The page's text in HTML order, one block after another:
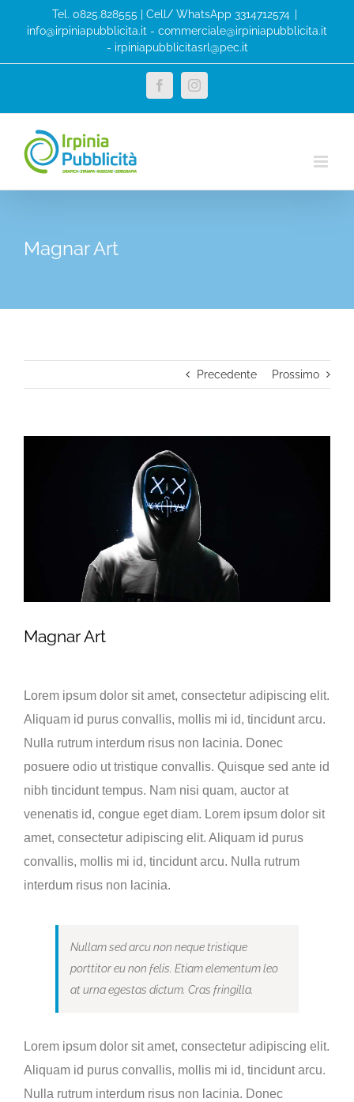
Tel. 0825.828555 | Cell/ WhatsApp 3314712574
info@irpiniapubblicita.it - commerciale@irpiniapubblicita.it
- irpiniapubblicitasrl@pec.it
Magnar Art
Precedente Prossimo
Magnar Art
Lorem ipsum dolor sit amet, consectetur adipiscing elit.
Aliquam id purus convallis, mollis mi id, tincidunt arcu.
Nulla rutrum interdum risus non lacinia. Donec
posuere odio ut tristique convallis. Quisque sed ante id
nibh tincidunt tempus. Nam nisi quam, auctor at
venenatis id, congue eget diam. Lorem ipsum dolor sit
amet, consectetur adipiscing elit. Aliquam id purus
convallis, mollis mi id, tincidunt arcu. Nulla rutrum
interdum risus non lacinia.
Nullam sed arcu non neque tristique
porttitor eu non felis. Etiam elementum leo
at urna egestas dictum. Cras fringilla.
Lorem ipsum dolor sit amet, consectetur adipiscing elit.
Aliquam id purus convallis, mollis mi id, tincidunt arcu.
Nulla rutrum interdum risus non lacinia. Donec